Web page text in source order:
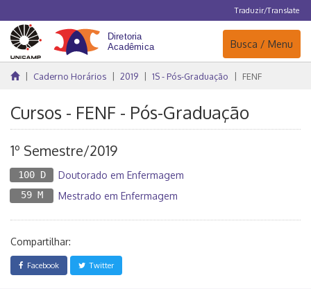
Traduzir/Translate
Navegação
Busca / Menu
Caderno Horários 2019 1S - Pós-Graduação FENF
Cursos - FENF - Pós-Graduação
1º Semestre/2019
100 D Doutorado em Enfermagem
59 M Mestrado em Enfermagem
Compartilhar:
Facebook Twitter